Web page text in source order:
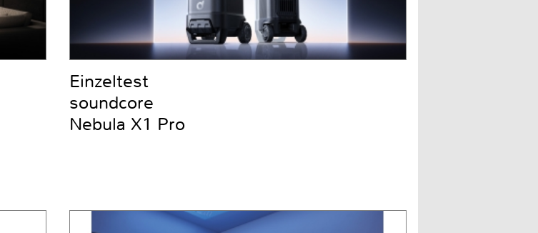
Einzeltest
soundcore
Nebula X1 Pro